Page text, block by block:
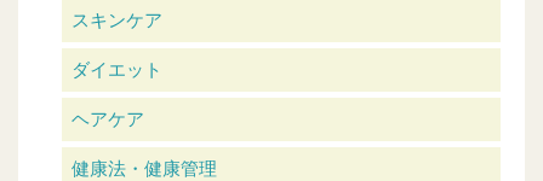
スキンケア
ダイエット
ヘアケア
健康法・健康管理